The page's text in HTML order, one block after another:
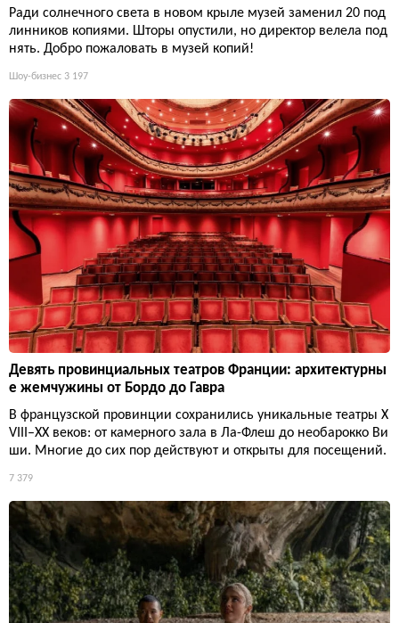
Ради солнечного света в новом крыле музей заменил 20 под
линников копиями. Шторы опустили, но директор велела под
нять. Добро пожаловать в музей копий!
Шоу-бизнес 3 197
Девять провинциальных театров Франции: архитектурны
е жемчужины от Бордо до Гавра
В французской провинции сохранились уникальные театры X
VIII–XX веков: от камерного зала в Ла-Флеш до необарокко Ви
ши. Многие до сих пор действуют и открыты для посещений.
7 379